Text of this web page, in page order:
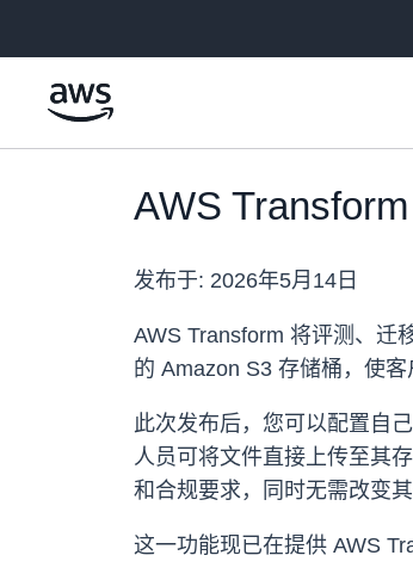
AWS
发布于: 2026年5月14日
AWS Transform 将评测、迁
的 Amazon S3 存储桶，使
此次发布后，您可以配置自
人员可将文件直接上传至其
和合规要求，同时无需改变
这一功能现已在提供 AWS